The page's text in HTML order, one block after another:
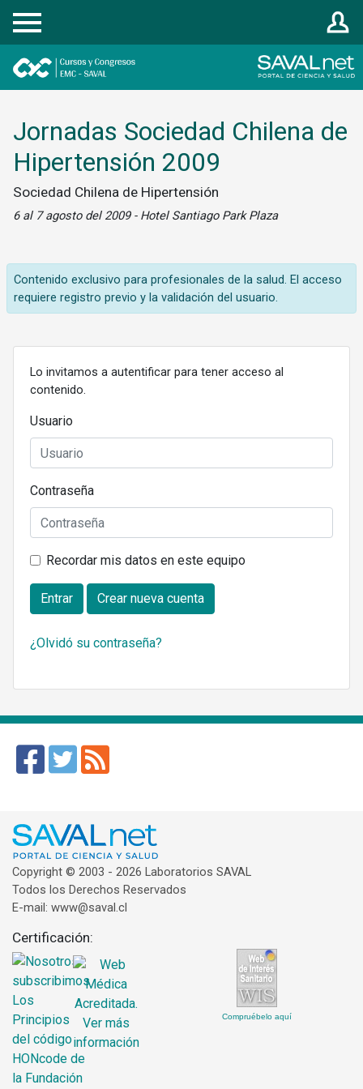
Registrarse
Jornadas Sociedad Chilena de
Hipertensión 2009
Sociedad Chilena de Hipertensión
6 al 7 agosto del 2009 - Hotel Santiago Park Plaza
Contenido exclusivo para profesionales de la salud. El acceso
requiere registro previo y la validación del usuario.
Lo invitamos a autentificar para tener acceso al
contenido.
Usuario
Contraseña
Recordar mis datos en este equipo
Entrar Crear nueva cuenta
¿Olvidó su contraseña?
Copyright © 2003 - 2026 Laboratorios SAVAL
Todos los Derechos Reservados
E-mail: www@saval.cl
Certificación:
Compruébelo aquí